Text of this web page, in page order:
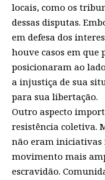
locais, como os
dessas disputas.
em defesa dos
houve casos em
posicionaram ao
a injustiça de sua
para sua libertação.
Outro aspecto
resistência coletiva.
não eram iniciativas
movimento mais
escravidão.